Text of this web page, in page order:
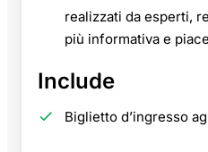
realizzati da esperti,
più informativa e
Include
Biglietto d’ingresso